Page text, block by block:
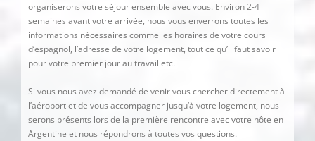
organiserons votre séjour ensemble avec vous. Environ 2-4
semaines avant votre arrivée, nous vous enverrons toutes les
informations nécessaires comme les horaires de votre cours
d’espagnol, l’adresse de votre logement, tout ce qu’il faut savoir
pour votre premier jour au travail etc.
Si vous nous avez demandé de venir vous chercher directement à
l’aéroport et de vous accompagner jusqu’à votre logement, nous
serons présents lors de la première rencontre avec votre hôte en
Argentine et nous répondrons à toutes vos questions.